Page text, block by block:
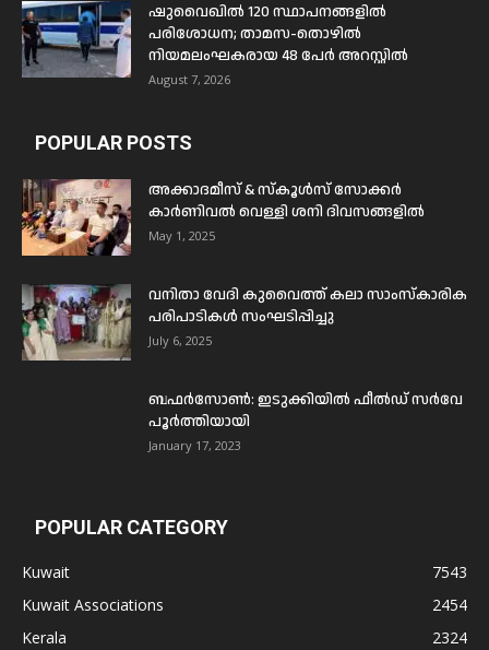
ഷുവൈഖിൽ 120 സ്ഥാപനങ്ങളിൽ
പരിശോധന; താമസ-തൊഴിൽ
നിയമലംഘകരായ 48 പേർ അറസ്റ്റിൽ
August 7, 2026
POPULAR POSTS
അക്കാദമീസ് & സ്കൂൾസ് സോക്കർ
കാർണിവൽ വെള്ളി ശനി ദിവസങ്ങളിൽ
May 1, 2025
വനിതാ വേദി കുവൈത്ത് കലാ സാംസ്കാരിക
പരിപാടികൾ സംഘടിപ്പിച്ചു
July 6, 2025
ബഫര്‍സോണ്‍: ഇടുക്കിയില്‍ ഫീല്‍ഡ് സര്‍വേ
പൂര്‍ത്തിയായി
January 17, 2023
POPULAR CATEGORY
Kuwait
7543
Kuwait Associations
2454
Kerala
2324